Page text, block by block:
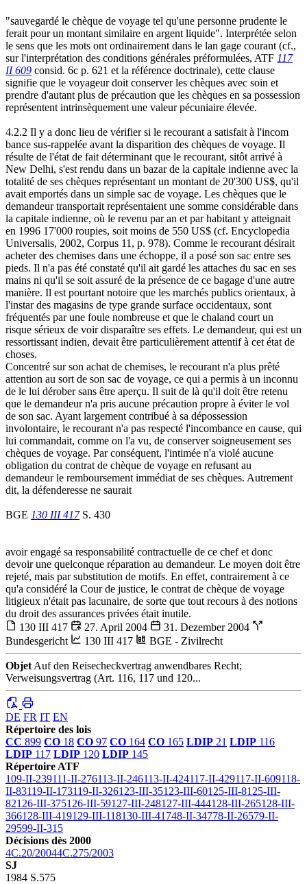
"sauvegardé le chèque de voyage tel qu'une personne prudente le
ferait pour un montant similaire en argent liquide". Interprétée selon
le sens que les mots ont ordinairement dans le lan gage courant (cf.,
sur l'interprétation des conditions générales préformulées, ATF 117
II 609 consid. 6c p. 621 et la référence doctrinale), cette clause
signifie que le voyageur doit conserver les chèques avec soin et
prendre d'autant plus de précaution que les chèques en sa possession
représentent intrinsèquement une valeur pécuniaire élevée.
4.2.2 Il y a donc lieu de vérifier si le recourant a satisfait à l'incom
bance sus-rappelée avant la disparition des chèques de voyage. Il
résulte de l'état de fait déterminant que le recourant, sitôt arrivé à
New Delhi, s'est rendu dans un bazar de la capitale indienne avec la
totalité de ses chèques représentant un montant de 20'300 US$, qu'il
avait emportés dans un simple sac de voyage. Les chèques que le
demandeur transportait représentaient une somme considérable dans
la capitale indienne, où le revenu par an et par habitant y atteignait
en 1996 17'000 roupies, soit moins de 550 US$ (cf. Encyclopedia
Universalis, 2002, Corpus 11, p. 978). Comme le recourant désirait
acheter des chemises dans une échoppe, il a posé son sac entre ses
pieds. Il n'a pas été constaté qu'il ait gardé les attaches du sac en ses
mains ni qu'il se soit assuré de la présence de ce bagage d'une autre
manière. Il est pourtant notoire que les marchés publics orientaux, à
l'instar des magasins de type grande surface occidentaux, sont
fréquentés par une foule nombreuse et que le chaland court un
risque sérieux de voir disparaître ses effets. Le demandeur, qui est un
ressortissant indien, devait être particulièrement attentif à cet état de
choses.
Concentré sur son achat de chemises, le recourant n'a plus prêté
attention au sort de son sac de voyage, ce qui a permis à un inconnu
de le lui dérober sans être aperçu. Il suit de là qu'il doit être retenu
que le demandeur n'a pris aucune précaution propre à éviter le vol
de son sac. Ayant largement contribué à sa dépossession
involontaire, le recourant n'a pas respecté l'incombance en cause, qui
lui commandait, comme on l'a vu, de conserver soigneusement ses
chèques de voyage. Par conséquent, l'intimée n'a violé aucune
obligation du contrat de chèque de voyage en refusant au
demandeur le remboursement immédiat de ses chèques. Autrement
dit, la défenderesse ne saurait
BGE 130 III 417S. 430
avoir engagé sa responsabilité contractuelle de ce chef et donc
devoir une quelconque réparation au demandeur. Le moyen doit être
rejeté, mais par substitution de motifs. En effet, contrairement à ce
qu'a considéré la Cour de justice, le contrat de chèque de voyage
litigieux n'était pas lacunaire, de sorte que tout recours à des notions
du droit des assurances privées était inutile.
130 III 417
27. April 2004
31. Dezember 2004
Bundesgericht
130 III 417 BGE - Zivilrecht
Objet Auf den Reisecheckvertrag anwendbares Recht;
Verweisungsvertrag (Art. 116, 117 und 120...
DE FR IT EN
Répertoire des lois
CC 899 CO 18 CO 97 CO 164 CO 165 LDIP 21 LDIP 116
LDIP 117 LDIP 120 LDIP 145
Répertoire ATF
109-II-239111-II-276113-II-246113-II-424117-II-429117-II-609118-
II-83119-II-173119-II-326123-III-35123-III-60125-III-8125-III-
82126-III-375126-III-59127-III-248127-III-444128-III-265128-III-
366128-III-419129-III-118130-III-41748-II-34778-II-26579-II-
29599-II-315
Décisions dès 2000
4C.20/20044C.275/2003
SJ
1984 S.575